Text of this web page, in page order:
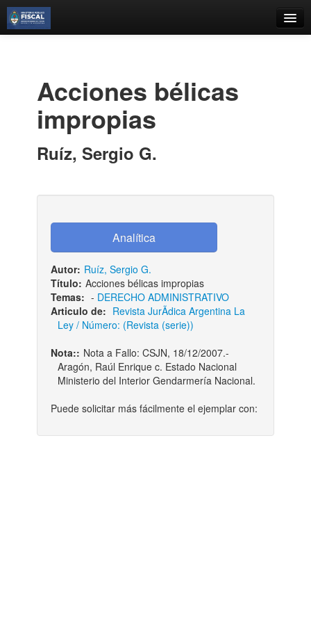
Estantes Virtuales
Iniciar sesión
Acciones bélicas
impropias
Ruíz, Sergio G.
Autor: Ruíz, Sergio G.
Título: Acciones bélicas impropias
Temas: - DERECHO ADMINISTRATIVO
Articulo de: Revista JurÃ­dica Argentina La
Ley / Número: (Revista (serie))
Nota:: Nota a Fallo: CSJN, 18/12/2007.-
Aragón, Raúl Enrique c. Estado Nacional
Ministerio del Interior Gendarmería Nacional.
Puede solicitar más fácilmente el ejemplar con: